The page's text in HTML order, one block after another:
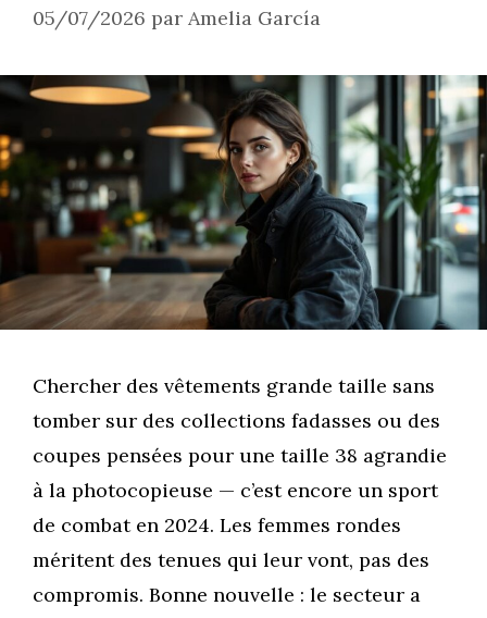
05/07/2026 par Amelia García
Chercher des vêtements grande taille sans
tomber sur des collections fadasses ou des
coupes pensées pour une taille 38 agrandie
à la photocopieuse — c’est encore un sport
de combat en 2024. Les femmes rondes
méritent des tenues qui leur vont, pas des
compromis. Bonne nouvelle : le secteur a